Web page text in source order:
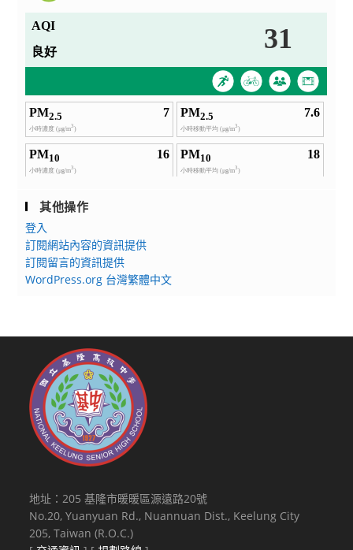
其他操作
登入
訂閱網站內容的資訊提供
訂閱留言的資訊提供
WordPress.org 台灣繁體中文
地址：205 基隆市暖暖區源遠路20號
No.20, Yuanyuan Rd., Nuannuan Dist., Keelung City
205, Taiwan (R.O.C.)